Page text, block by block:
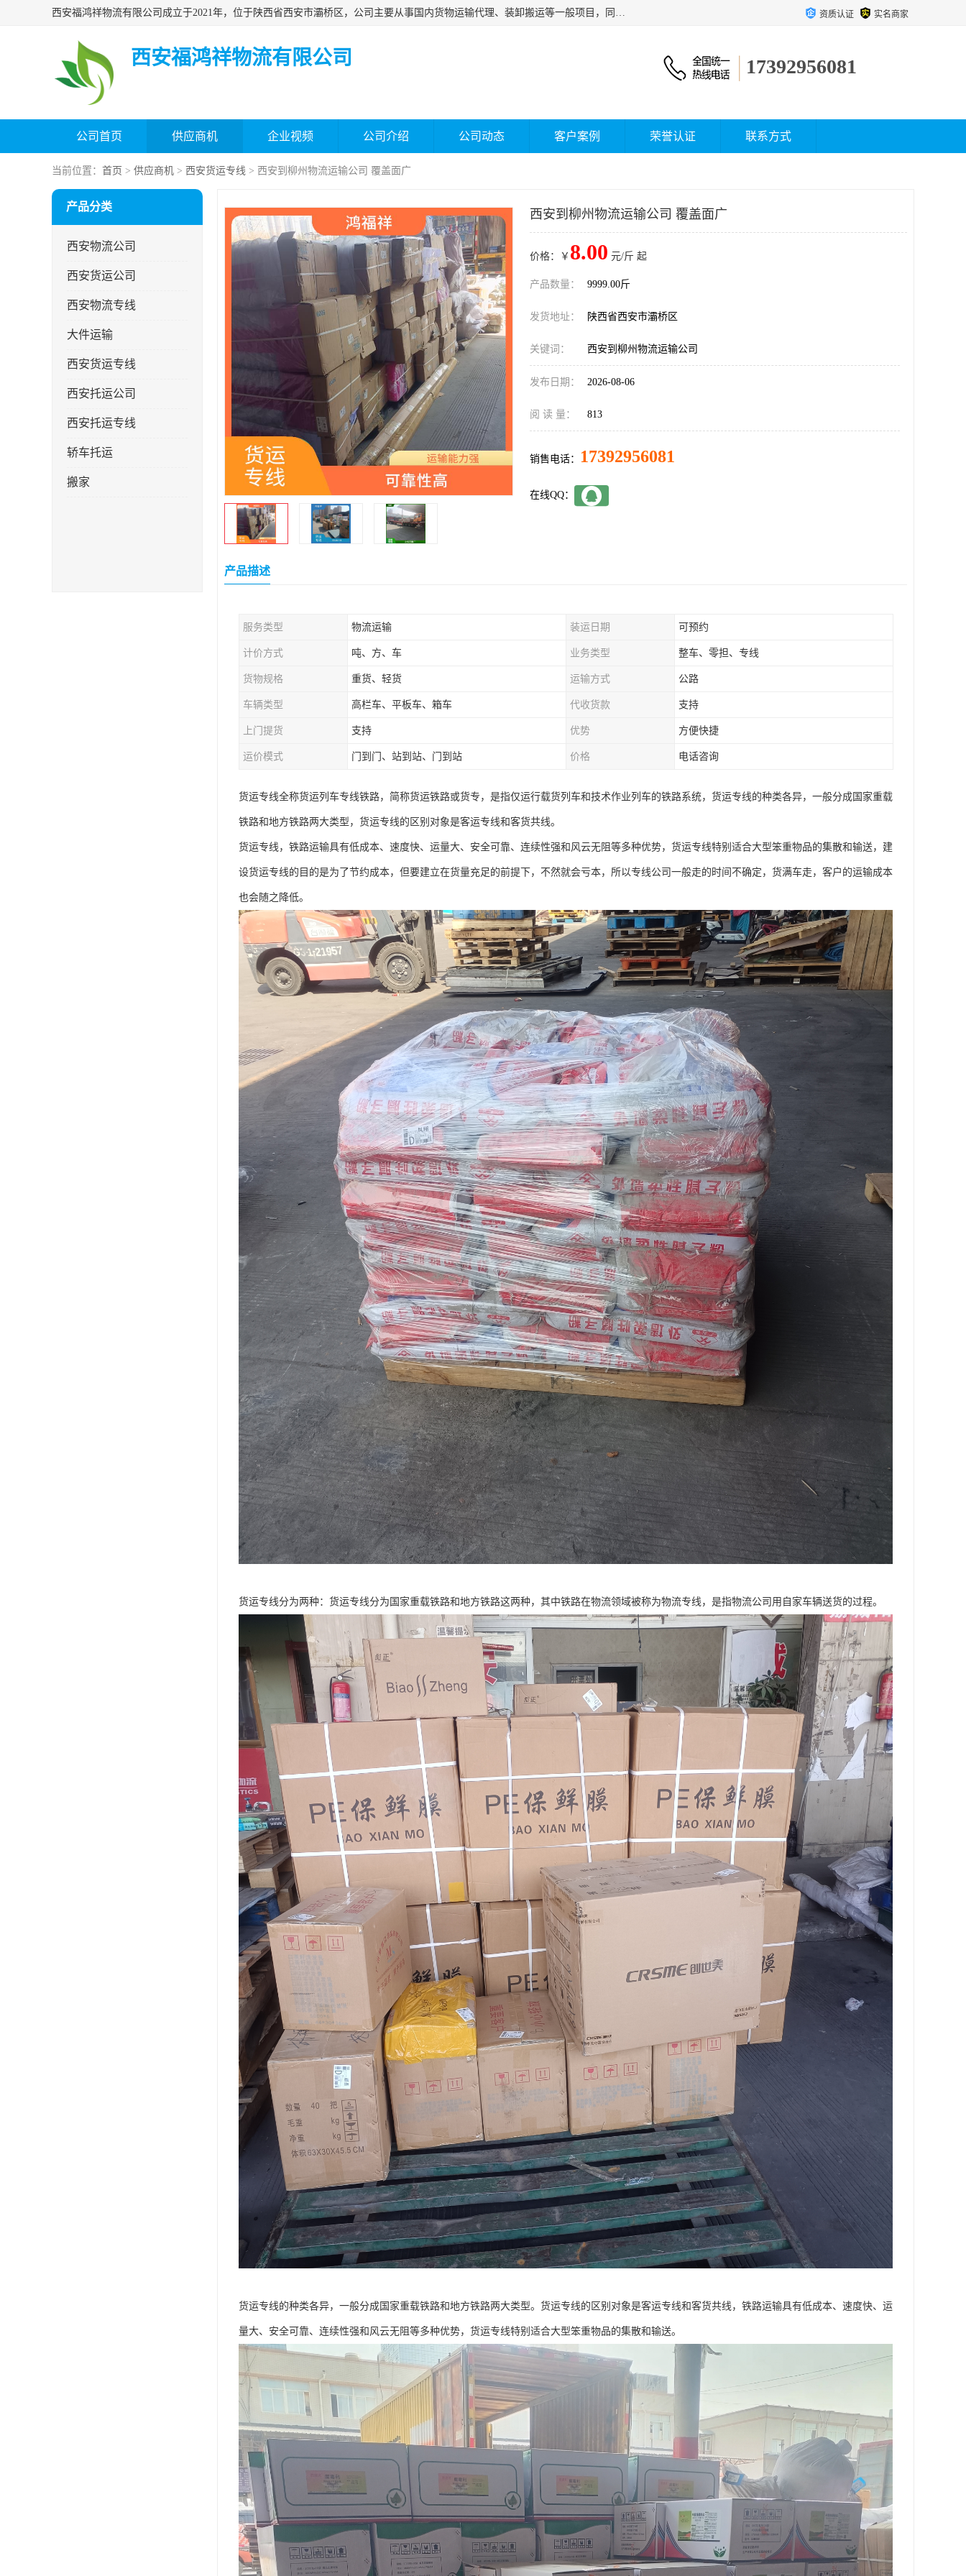
西安福鸿祥物流有限公司成立于2021年，位于陕西省西安市灞桥区，公司主要从事国内货物运输代理、装卸搬运等一般项目，同时具备道路货物运输（不含危险货物）的许可资质。凭借专业的物流服务和*的运输能力，公司致力于为客户提供安全、可靠的物流解决方案，满足多样化的运输需求，助力企业*运营。 资质认证 实名商家
西安福鸿祥物流有限公司 17392956081
公司首页 供应商机 企业视频 公司介绍 公司动态 客户案例 荣誉认证 联系方式
当前位置： 首页 > 供应商机 > 西安货运专线 > 西安到柳州物流运输公司 覆盖面广
产品分类
西安物流公司
西安货运公司
西安物流专线
大件运输
西安货运专线
西安托运公司
西安托运专线
轿车托运
搬家
西安到柳州物流运输公司 覆盖面广
价格：￥ 8.00 元/斤 起
产品数量： 9999.00斤
发货地址： 陕西省西安市灞桥区
关键词： 西安到柳州物流运输公司
发布日期： 2026-08-06
阅 读 量： 813
销售电话： 17392956081
在线QQ：
产品描述
服务类型 物流运输 装运日期 可预约
计价方式 吨、方、车 业务类型 整车、零担、专线
货物规格 重货、轻货 运输方式 公路
车辆类型 高栏车、平板车、箱车 代收货款 支持
上门提货 支持 优势 方便快捷
运价模式 门到门、站到站、门到站 价格 电话咨询
货运专线全称货运列车专线铁路，简称货运铁路或货专，是指仅运行载货列车和技术作业列车的铁路系统，货运专线的种类各异，一般分成国家重载
铁路和地方铁路两大类型，货运专线的区别对象是客运专线和客货共线。
货运专线，铁路运输具有低成本、速度快、运量大、安全可靠、连续性强和风云无阻等多种优势，货运专线特别适合大型笨重物品的集散和输送，建
设货运专线的目的是为了节约成本，但要建立在货量充足的前提下，不然就会亏本，所以专线公司一般走的时间不确定，货满车走，客户的运输成本
也会随之降低。
货运专线分为两种：货运专线分为国家重载铁路和地方铁路这两种，其中铁路在物流领域被称为物流专线，是指物流公司用自家车辆送货的过程。
货运专线的种类各异，一般分成国家重载铁路和地方铁路两大类型。货运专线的区别对象是客运专线和客货共线，铁路运输具有低成本、速度快、运
量大、安全可靠、连续性强和风云无阻等多种优势，货运专线特别适合大型笨重物品的集散和输送。